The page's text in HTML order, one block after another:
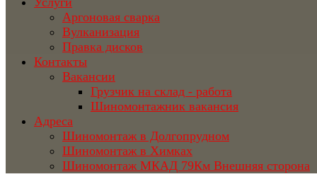
Аргоновая сварка
Вулканизация
Правка дисков
Контакты
Вакансии
Грузчик на склад - работа
Шиномонтажник вакансия
Адреса
Шиномонтаж в Долгопрудном
Шиномонтаж в Химках
Шиномонтаж МКАД 79Км Внешняя сторона